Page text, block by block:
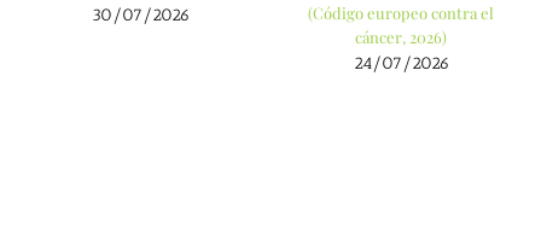
30/07/2026
(Código europeo contra el
cáncer, 2026)
24/07/2026